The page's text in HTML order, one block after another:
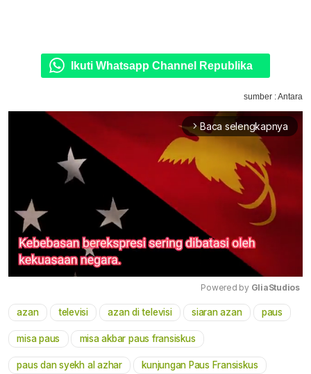
Ikuti Whatsapp Channel Republika
sumber : Antara
arrow_forward_ios Baca selengkapnya
Mute
Powered by GliaStudios
azan televisi azan di televisi siaran azan paus
misa paus misa akbar paus fransiskus
paus dan syekh al azhar kunjungan Paus Fransiskus